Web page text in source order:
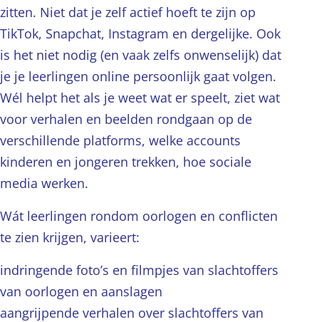
zitten. Niet dat je zelf actief hoeft te zijn op
TikTok, Snapchat, Instagram en dergelijke. Ook
is het niet nodig (en vaak zelfs onwenselijk) dat
je je leerlingen online persoonlijk gaat volgen.
Wél helpt het als je weet wat er speelt, ziet wat
voor verhalen en beelden rondgaan op de
verschillende platforms, welke accounts
kinderen en jongeren trekken, hoe sociale
media werken.
Wát leerlingen rondom oorlogen en conflicten
te zien krijgen, varieert:
indringende foto’s en filmpjes van slachtoffers
van oorlogen en aanslagen
aangrijpende verhalen over slachtoffers van